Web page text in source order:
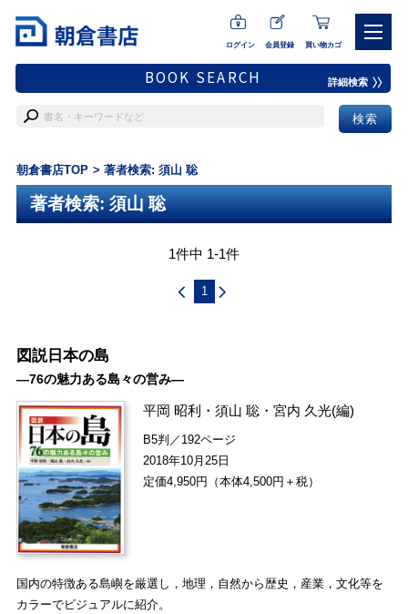
ログイン 会員登録 買い物カゴ
BOOK SEARCH 詳細検索
朝倉書店TOP 著者検索: 須山 聡
著者検索: 須山 聡
1件中 1-1件
1
図説日本の島
―76の魅力ある島々の営み―
平岡 昭利 ・須山 聡 ・宮内 久光(編)
B5判／192ページ
2018年10月25日
定価4,950円（本体4,500円＋税）
国内の特徴ある島嶼を厳選し，地理，自然から歴史，産業，文化等を
カラーでビジュアルに紹介。